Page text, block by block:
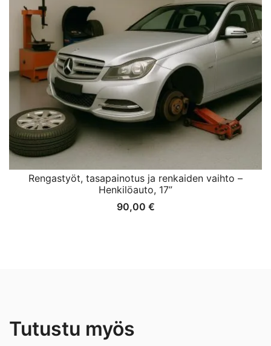
Rengastyöt, tasapainotus ja renkaiden vaihto –
Henkilöauto, 17”
90,00 €
Tutustu myös